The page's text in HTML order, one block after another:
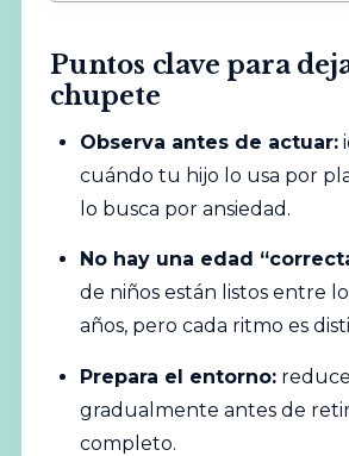
Puntos clave para
chupete
Observa antes de actuar:
cuándo tu hijo lo usa por
lo busca por ansiedad.
No hay una edad
de niños están listos entre
años, pero cada ritmo es
Prepara el entorno:
gradualmente antes de
completo.